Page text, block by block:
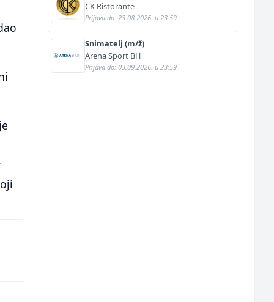
CK Ristorante
Prijava do: 23.08.2026. u 23:59
Snimatelj (m/ž)
Arena Sport BH
Prijava do: 03.09.2026. u 23:59